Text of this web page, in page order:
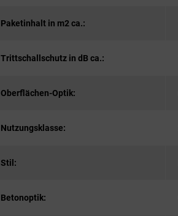
Paketinhalt in m2 ca.:
Trittschallschutz in dB ca.:
Oberflächen-Optik:
Nutzungsklasse:
Stil:
Betonoptik: